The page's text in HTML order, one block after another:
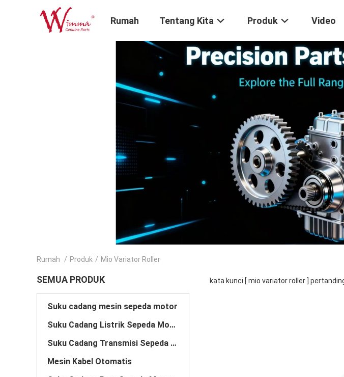
Rumah Tentang Kita Produk Video
Rumah / Produk / Mio Variator Roller
SEMUA PRODUK
Suku cadang mesin sepeda motor
Suku Cadang Listrik Sepeda Motor
Suku Cadang Transmisi Sepeda Motor
Mesin Kabel Otomatis
kata kunci [ mio variator roller ]